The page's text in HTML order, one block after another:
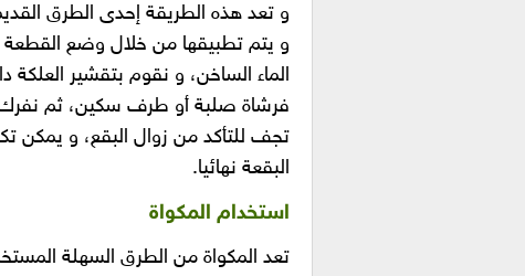
و تعد هذه الطريقة إحدى الطرق
و يتم تطبيقها من خلال وضع القطعة
الماء الساخن، و نقوم بتقشير العلكة
فرشاة صلبة أو طرف سكين، ثم نفرك
تجف للتأكد من زوال البقع، و يمكن
البقعة نهائيا.
استخدام المكواة
تعد المكواة من الطرق السهلة